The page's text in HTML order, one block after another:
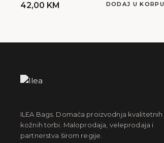
42,00 KM DODAJ U KORPU
ILEA Bags. Domaća proizvodnja kvalitetnih
kožnih torbi. Maloprodaja, veleprodaja i
partnerstva širom regije.